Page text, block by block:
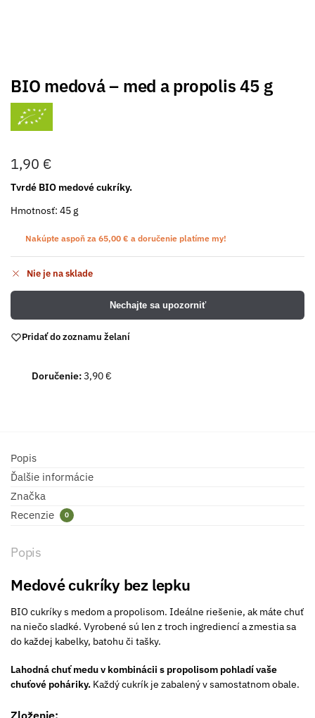
BIO medová – med a propolis 45 g
1,90 €
Tvrdé BIO medové cukríky.
Hmotnosť: 45 g
Nakúpte aspoň za 65,00 € a doručenie platíme my!
Nie je na sklade
Nechajte sa upozorniť
Pridať do zoznamu želaní
Doručenie:3,90 €
Popis
Ďalšie informácie
Značka
Recenzie
0
Popis
Medové cukríky bez lepku
BIO cukríky s medom a propolisom. Ideálne riešenie, ak máte chuť
na niečo sladké. Vyrobené sú len z troch ingrediencí a zmestia sa
do každej kabelky, batohu či tašky.
Lahodná chuť medu v kombinácii s propolisom pohladí vaše
chuťové poháriky. Každý cukrík je zabalený v samostatnom obale.